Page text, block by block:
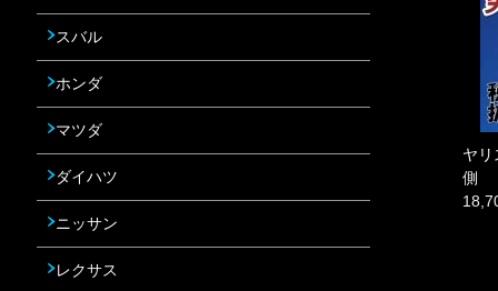
ヤ
側
スバル
ホンダ
マツダ
ダイハツ
ニッサン
レクサス